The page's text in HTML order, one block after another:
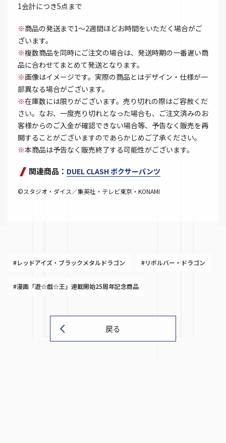
1会計につき5点まで
※商品の発送まで1～2週間ほどお時間をいただく場合がご
ざいます。
※複数商品を同時にご注文の場合は、発送時期の一番遅い商
品に合わせてまとめて発送となります。
※画像はイメージです。実際の商品とはデザイン・仕様が一
部異なる場合がございます。
※在庫数には限りがございます。売り切れの際はご容赦くだ
さい。なお、一度売り切れとなった場合も、ご注文済みのお
客様からのご入金が確認できない場合等、予告なく販売を再
開することがございますのであらかじめご了承ください。
※本商品は予告なく販売終了する可能性がございます。
関連商品： DUEL CLASH ボクサーパンツ
©スタジオ・ダイス／集英社・テレビ東京・KONAMI
#レッドアイズ・ブラックメタルドラゴン #リボルバー・ドラゴン
#漫画「遊☆戯☆王」連載開始25周年記念商品
戻る